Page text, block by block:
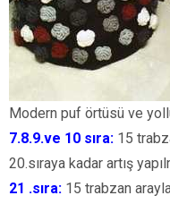
Modern puf örtüsü ve
7.8.9.ve 10 sıra: 15
20.sıraya kadar artış
21 .sıra: 15 trabzan arayla